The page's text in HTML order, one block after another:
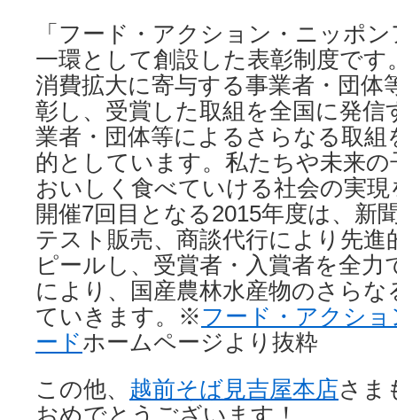
「フード・アクション・ニッポ
一環として創設した表彰制度です
消費拡大に寄与する事業者・団体
彰し、受賞した取組を全国に発
業者・団体等によるさらなる取
的としています。私たちや未来
おいしく食べていける社会の実
開催7回目となる2015年度は、新
テスト販売、商談代行により先進
ピールし、受賞者・入賞者を全
により、国産農林水産物のさら
ていきます。※フード・アクシ
ードホームページより抜粋
この他、 越前そば見吉屋本店さま
おめでとうございます！